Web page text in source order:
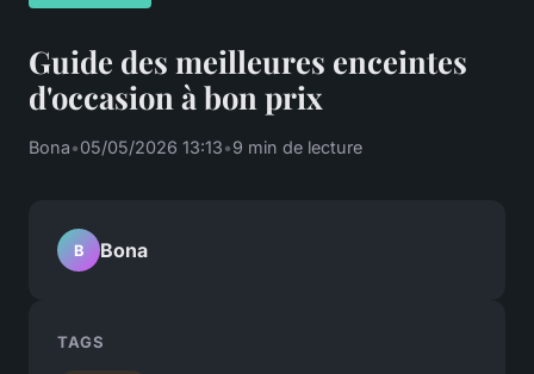
Guide des meilleures enceintes
d'occasion à bon prix
Bona•05/05/2026 13:13•9 min de lecture
B Bona
TAGS